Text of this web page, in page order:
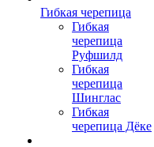
Гибкая черепица
Гибкая
черепица
Руфшилд
Гибкая
черепица
Шинглас
Гибкая
черепица Дёке